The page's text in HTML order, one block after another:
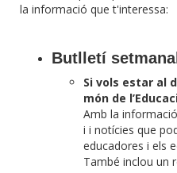
la informació que t'interessa:
Butlletí
Si vols estar al
món de
Amb la informació
i i notícies que
educadores i els
També inclou un